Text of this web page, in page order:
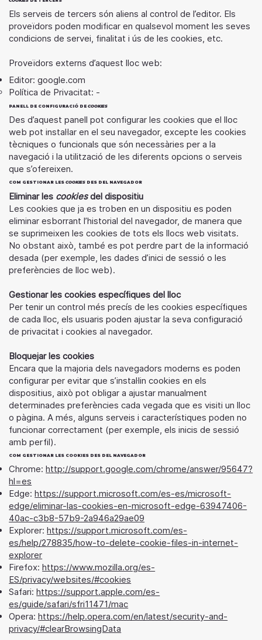
ajudar a la
seguretat del
lloc en
entre llocs de
Els serveis de tercers són aliens al control de l’editor. Els
proveïdors poden modificar en qualsevol moment les seves
condicions de servei, finalitat i ús de les cookies, etc.
Proveïdors externs d’aquest lloc web:
Editor: google.com
Política de Privacitat: -​
PANELL DE CONFIGURACIÓ DECOOKIES
Des d’aquest panell pot configurar les cookies que el lloc
web pot instal·lar en el seu navegador, excepte les cookies
tècniques o funcionals que són necessàries per a la
navegació i la utilització de les diferents opcions o serveis
que s’ofereixen.
COM GESTIONAR LESCOOKIES DES DEL NAVEGADOR
Eliminar les cookiesdel dispositiu
Les cookies que ja es troben en un dispositiu es poden
eliminar esborrant l’historial del navegador, de manera que
se suprimeixen les cookies de tots els llocs web visitats.
No obstant això, també es pot perdre part de la informació
desada (per exemple, les dades d’inici de sessió o les
preferències de lloc web).
Gestionar les cookies específiques del lloc
Per tenir un control més precís de les cookies específiques
de cada lloc, els usuaris poden ajustar la seva configuració
de privacitat i cookies al navegador.
Bloquejar les cookies
Encara que la majoria dels navegadors moderns es poden
configurar per evitar que s’instal·lin cookies en els
dispositius, això pot obligar a ajustar manualment
determinades preferències cada vegada que es visiti un lloc
o pàgina. A més, alguns serveis i característiques poden no
funcionar correctament (per exemple, els inicis de sessió
amb perfil).
COM GESTIONAR LES COOKIES DES DEL NAVEGADOR
Chrome:http://support.google.com/chrome/answer/95647?
hl=es
Edge:https://support.microsoft.com/es-es/microsoft-
edge/eliminar-las-cookies-en-microsoft-edge-63947406-
40ac-c3b8-57b9-2a946a29ae09
Explorer:https://support.microsoft.com/es-
es/help/278835/how-to-delete-cookie-files-in-internet-
explorer
Firefox:https://www.mozilla.org/es-
ES/privacy/websites/#cookies
Safari:https://support.apple.com/es-
es/guide/safari/sfri11471/mac
Opera:https://help.opera.com/en/latest/security-and-
privacy/#clearBrowsingData